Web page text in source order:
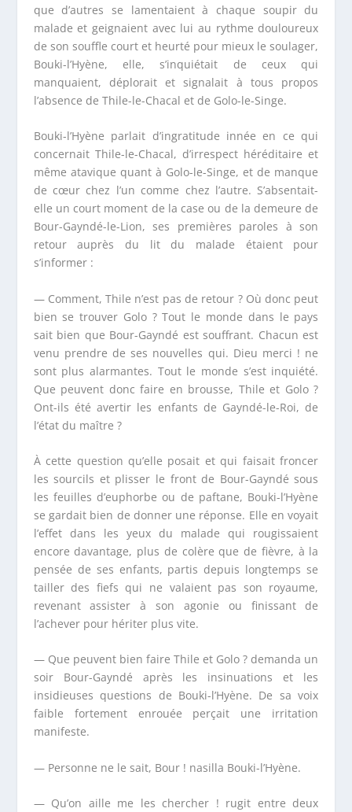
que d’autres se lamentaient à chaque soupir du
malade et geignaient avec lui au rythme douloureux
de son souffle court et heurté pour mieux le soulager,
Bouki-l’Hyène, elle, s’inquiétait de ceux qui
manquaient, déplorait et signalait à tous propos
l’absence de Thile-le-Chacal et de Golo-le-Singe.
Bouki-l’Hyène parlait d’ingratitude innée en ce qui
concernait Thile-le-Chacal, d’irrespect héréditaire et
même atavique quant à Golo-le-Singe, et de manque
de cœur chez l’un comme chez l’autre. S’absentait-
elle un court moment de la case ou de la demeure de
Bour-Gayndé-le-Lion, ses premières paroles à son
retour auprès du lit du malade étaient pour
s’informer :
— Comment, Thile n’est pas de retour ? Où donc peut
bien se trouver Golo ? Tout le monde dans le pays
sait bien que Bour-Gayndé est souffrant. Chacun est
venu prendre de ses nouvelles qui. Dieu merci ! ne
sont plus alarmantes. Tout le monde s’est inquiété.
Que peuvent donc faire en brousse, Thile et Golo ?
Ont-ils été avertir les enfants de Gayndé-le-Roi, de
l’état du maître ?
À cette question qu’elle posait et qui faisait froncer
les sourcils et plisser le front de Bour-Gayndé sous
les feuilles d’euphorbe ou de paftane, Bouki-l’Hyène
se gardait bien de donner une réponse. Elle en voyait
l’effet dans les yeux du malade qui rougissaient
encore davantage, plus de colère que de fièvre, à la
pensée de ses enfants, partis depuis longtemps se
tailler des fiefs qui ne valaient pas son royaume,
revenant assister à son agonie ou finissant de
l’achever pour hériter plus vite.
— Que peuvent bien faire Thile et Golo ? demanda un
soir Bour-Gayndé après les insinuations et les
insidieuses questions de Bouki-l’Hyène. De sa voix
faible fortement enrouée perçait une irritation
manifeste.
— Personne ne le sait, Bour ! nasilla Bouki-l’Hyène.
— Qu’on aille me les chercher ! rugit entre deux